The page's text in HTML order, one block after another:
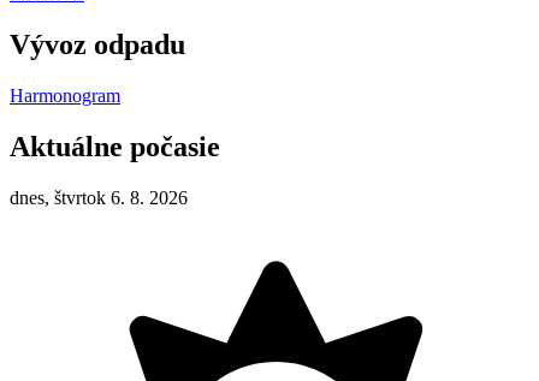
Vývoz odpadu
Harmonogram
Aktuálne počasie
dnes, štvrtok 6. 8. 2026